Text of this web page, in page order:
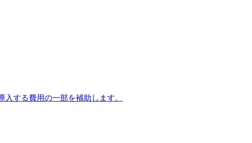
する費用の一部を補助します。